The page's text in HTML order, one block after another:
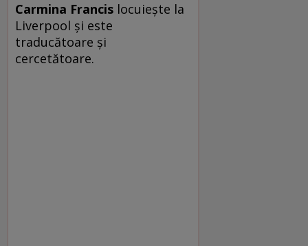
Carmina Francis locuieşte la
Liverpool şi este
traducătoare şi
cercetătoare.